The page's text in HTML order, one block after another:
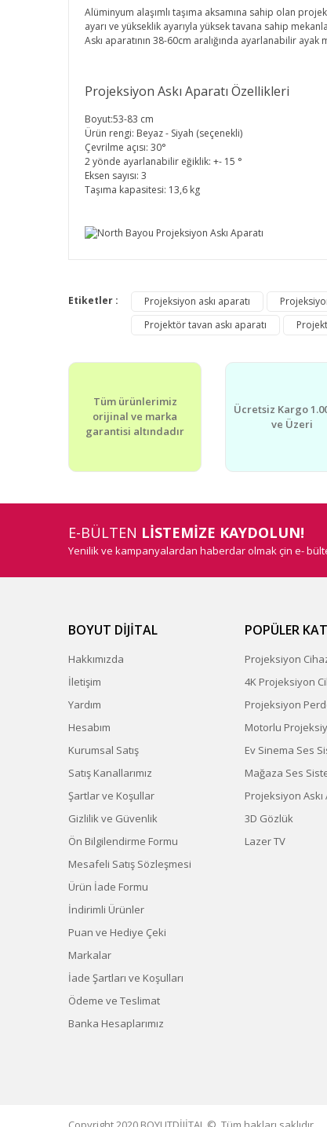
Alüminyum alaşımlı taşıma aksamına sahip olan
ayarı ve yükseklik ayarıyla yüksek tavana sahip
Askı aparatının 38-60cm aralığında ayarlanabilir ayak
Projeksiyon Askı Aparatı Özellikleri
Boyut:53-83 cm
Ürün rengi: Beyaz - Siyah (seçenekli)
Çevrilme açısı: 30°
2 yönde ayarlanabilir eğiklik: +- 15 °
Eksen sayısı: 3
Taşıma kapasitesi: 13,6 kg
Görüş ve önerileriniz için teşekkür ederiz.
Ürün resmi kalitesiz, bozuk veya
Ürün fiyatı diğer sitelerden daha pahalı.
Bu ürüne benzer farklı alternatifler olmalı.
Etiketler :
Projeksiyon askı aparatı
Projektör tavan askı aparatı
Tüm ürünlerimiz
orijinal ve marka
garantisi altındadır
Ücretsiz Kargo
ve Üzeri
E-BÜLTEN LİSTEMİZE KAYDOLUN!
Yenilik ve kampanyalardan haberdar olmak çin e-
BOYUT DİJİTAL
Hakkımızda
İletişim
Yardım
Hesabım
Kurumsal Satış
Satış Kanallarımız
Şartlar ve Koşullar
Gizlilik ve Güvenlik
Ön Bilgilendirme Formu
Mesafeli Satış Sözleşmesi
Ürün İade Formu
İndirimli Ürünler
Puan ve Hediye Çeki
Markalar
İade Şartları ve Koşulları
Ödeme ve Teslimat
Banka Hesaplarımız
POPÜLER
Projeksiyon
4K Projeksiyon
Projeksiyon
Motorlu
Ev Sinema Ses
Mağaza Ses
Projeksiyon Askı
3D Gözlük
Lazer TV